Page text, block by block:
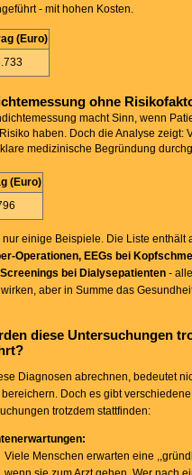
- mit hohen Kosten.
(Euro)
ohne
macht Sinn, wenn
haben. Doch die Analyse zeigt:
medizinische Begründung
(Euro)
einige Beispiele. Die Liste enthält
Operationen, EEGs bei
bei Dialysepatienten -
aber in Summe das
diese Untersuchungen
Diagnosen abrechnen, bedeutet
Doch es gibt
trotzdem stattfinden:
Viele Menschen erwarten eine